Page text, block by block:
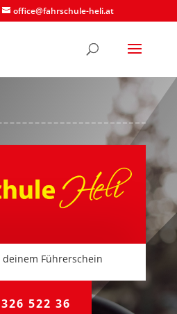
office@fahrschule-heli.at
deinem Führerschein
522 36